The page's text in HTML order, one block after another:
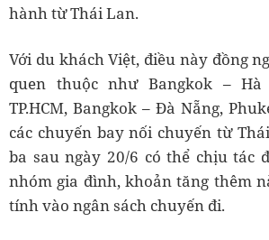
hành từ Thái Lan.
Với du khách Việt, điều này đồng
quen thuộc như Bangkok – Hà
TP.HCM, Bangkok – Đà Nẵng,
các chuyến bay nối chuyến từ
ba sau ngày 20/6 có thể chịu tác
nhóm gia đình, khoản tăng thêm
tính vào ngân sách chuyến đi.